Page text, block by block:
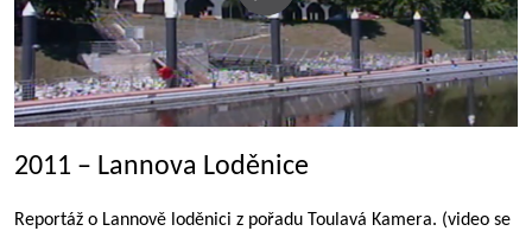
2011 – Lannova Loděnice
Reportáž o Lannově loděnici z pořadu Toulavá Kamera. (video se